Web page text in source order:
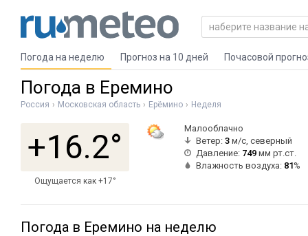
Погода на неделю Прогноз на 10 дней Почасовой
Погода в Еремино
Россия Московская область Ерёмино Неделя
+16.2°
Ощущается как +17°
Малооблачно
Ветер: 3 м/с, северный
Давление: 749 мм рт.ст.
Влажность воздуха: 81%
Погода в Еремино на неделю